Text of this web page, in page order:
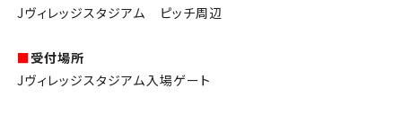
Jヴィレッジスタジアム ピッチ周辺
■受付場所
Jヴィレッジスタジアム入場ゲート